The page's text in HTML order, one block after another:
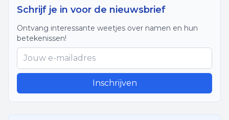
Schrijf je in voor de nieuwsbrief
Ontvang interessante weetjes over namen en hun
betekenissen!
Inschrijven